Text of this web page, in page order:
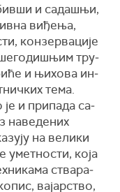
и са­да­шњи,
ви­ђе­ња,
кон­зер­ва­ци­је
тру­
и њи­хо­ва ин­
те­ма.
и при­па­да са­
на­ве­де­них
на ве­ли­ки
умет­но­сти, ко­ја
ства­ра­
вајарство,